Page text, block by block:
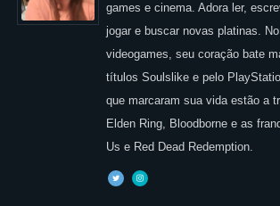
games e cinema. Adora ler,
jogar e buscar novas platinas.
videogames, seu coração bate
títulos Soulslike e pelo
que marcaram sua vida estão a
Elden Ring, Bloodborne e as
Us e Red Dead Redemption.